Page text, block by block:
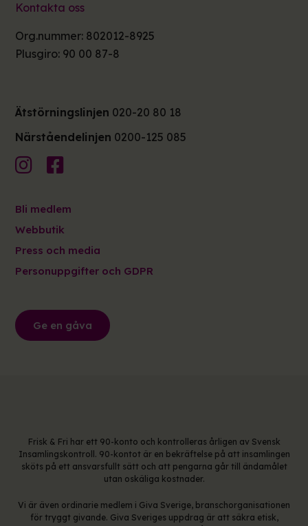
Kontakta oss
Org.nummer: 802012-8925
Plusgiro: 90 00 87-8
Ätstörningslinjen 020-20 80 18
Närståendelinjen 0200-125 085
Bli medlem
Webbutik
Press och media
Personuppgifter och GDPR
Ge en gåva
Frisk & Fri har ett 90-konto och kontrolleras årligen av Svensk
Insamlingskontroll. 90-kontot är en bekräftelse på att insamlingen
sköts på ett ansvarsfullt sätt och att pengarna går till ändamålet
utan oskäliga kostnader.
Vi är även ordinarie medlem i Giva Sverige, branschorganisationen
för tryggt givande. Giva Sveriges uppdrag är att säkra etisk,